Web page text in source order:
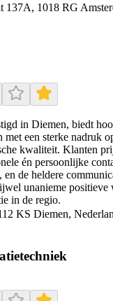
137A, 1018 RG
in Diemen, biedt
met een sterke nadruk
kwaliteit. Klanten
én persoonlijke
en de heldere
unanieme positieve
in de regio.
KS Diemen,